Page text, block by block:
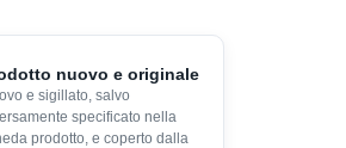
nuovo e originale
e sigillato, salvo
specificato nella
prodotto, e coperto dalla